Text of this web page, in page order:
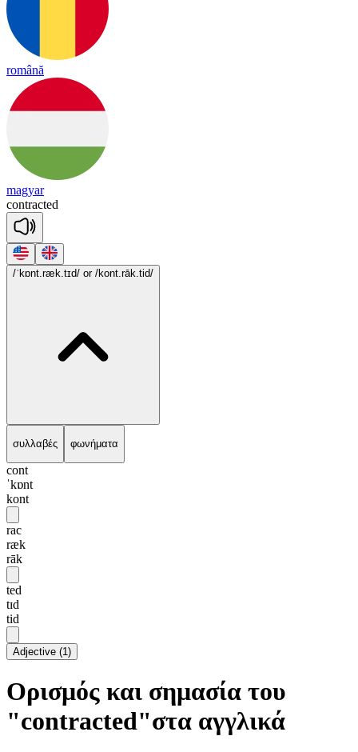
română
magyar
contracted
/ˈkɒnt.ræk.tɪd/ or /kont.rāk.tid/
συλλαβές φωνήματα
cont
ˈkɒnt
kont
rac
ræk
rāk
ted
tɪd
tid
Adjective (1)
Ορισμός και σημασία του
"contracted"στα αγγλικά